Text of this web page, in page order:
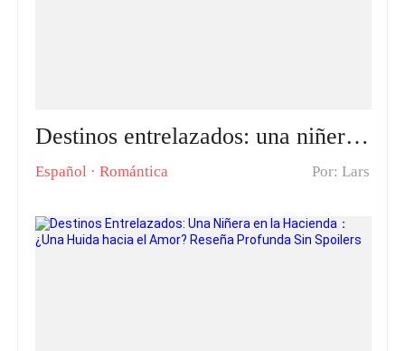
Destinos entrelazados: una niñera en la hacienda – Alerta de spoilers, de ser abandonada a ser amada | ¿Podrá recuperar la felicidad?
Español ·Romántica Por: Lars